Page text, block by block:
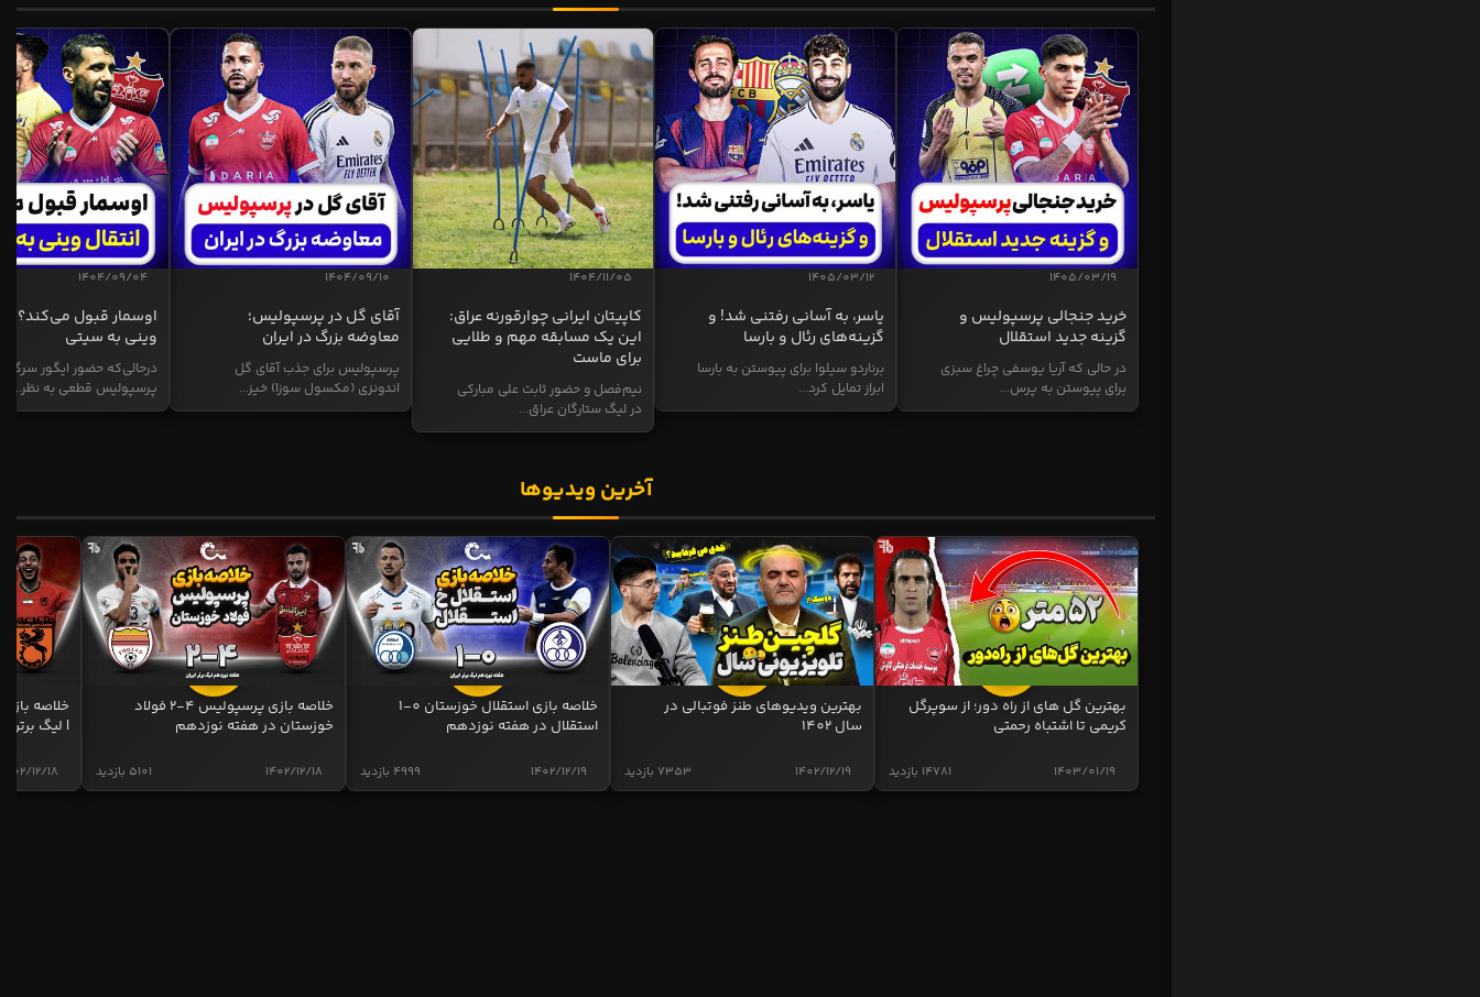
1405/03/19
خرید جنجالی پرسپولیس و
گزینه جدید استقلال
در حالی که آریا یوسفی چراغ سبزی
برای پیوستن به پرس...
1405/03/12
یاسر، به آسانی رفتنی شد! و
گزینه‌های رئال و بارسا
برناردو سیلوا برای پیوستن به بارسا
ابراز تمایل کرد...
1404/11/05
کاپیتان ایرانی چوارقورنه عراق:
این یک مسابقه مهم و طلایی
برای ماست
نیم‌فصل و حضور ثابت علی مبارکی
در لیگ ستارگان عراق...
1404/09/10
آقای گل در پرسپولیس؛
معاوضه بزرگ در ایران
پرسپولیس برای جذب آقای گل
اندونزی (مکسول سوزا) خیز...
1404/09/04
اوسمار قبول می‌کند؟
وینی به سیتی
درحالی‌که حضور ایگور
پرسپولیس قطعی به نظر...
آخرین ویدیوها
بهترین گل های از راه دور؛ از سوپرگل
کریمی تا اشتباه رحمتی
14781 بازدید 1403/01/19
بهترین ویدیوهای طنز فوتبالی در
سال 1402
7353 بازدید 1402/12/19
خلاصه بازی استقلال خوزستان 0-1
استقلال در هفته نوزدهم
4999 بازدید 1402/12/19
خلاصه بازی پرسپولیس 4-2 فولاد
خوزستان در هفته نوزدهم
5101 بازدید 1402/12/18
| لیگ برتر
1402/12/18